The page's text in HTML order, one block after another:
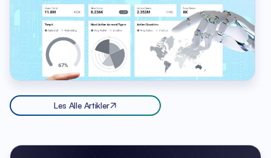
Les Alle Artikler